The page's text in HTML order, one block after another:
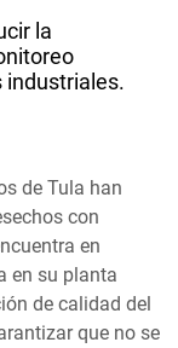
la
industriales.
de Tula han
con
en
en su planta
de calidad del
que no se